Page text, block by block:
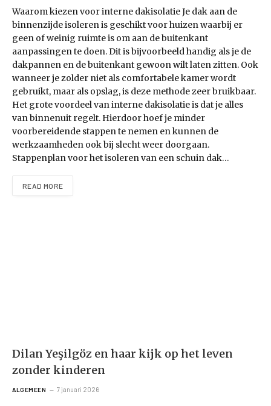
Waarom kiezen voor interne dakisolatie Je dak aan de
binnenzijde isoleren is geschikt voor huizen waarbij er
geen of weinig ruimte is om aan de buitenkant
aanpassingen te doen. Dit is bijvoorbeeld handig als je de
dakpannen en de buitenkant gewoon wilt laten zitten. Ook
wanneer je zolder niet als comfortabele kamer wordt
gebruikt, maar als opslag, is deze methode zeer bruikbaar.
Het grote voordeel van interne dakisolatie is dat je alles
van binnenuit regelt. Hierdoor hoef je minder
voorbereidende stappen te nemen en kunnen de
werkzaamheden ook bij slecht weer doorgaan.
Stappenplan voor het isoleren van een schuin dak…
READ MORE
Dilan Yeşilgöz en haar kijk op het leven
zonder kinderen
ALGEMEEN 7 januari 2026